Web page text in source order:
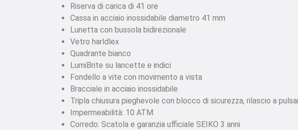
Riserva di carica di 41 ore
Cassa in acciaio inossidabile diametro 41 mm
Lunetta con bussola bidirezionale
Vetro harldlex
Quadrante bianco
LumiBrite su lancette e indici
Fondello a vite con movimento a vista
Bracciale in acciaio inossidabile
Tripla chiusura pieghevole con blocco di sicurezza, rilascio a
Impermeabilità: 10 ATM
Corredo: Scatola e garanzia ufficiale SEIKO 3 anni